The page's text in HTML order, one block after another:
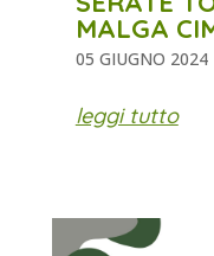
MALGA
05 GIUGNO 2024
leggi tutto